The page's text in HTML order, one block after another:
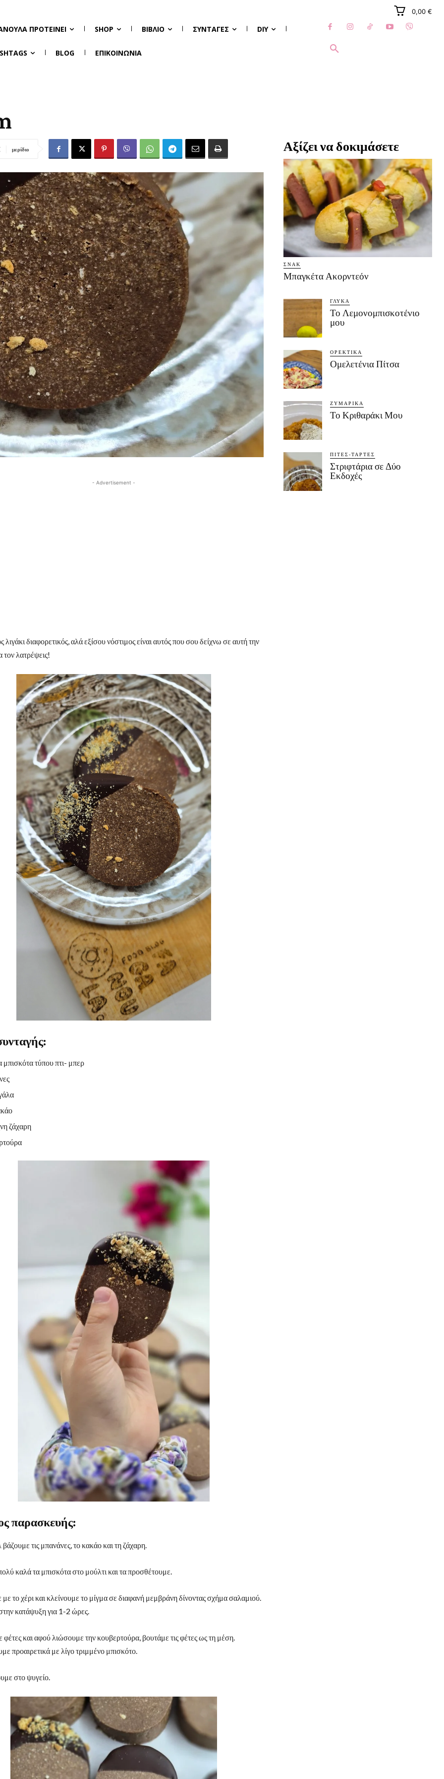
0,00 €
ΠΡΟΤΕΊΝΕΙ SHOP ΒΙΒΛΊΟ ΣΥΝΤΑΓΈΣ DIY
BLOG ΕΠΙΚΟΙΝΩΝΊΑ
μερίδιο
- Advertisement -
διαφορετικός, αλά εξίσου νόστιμος είναι αυτός που σου δείχνω σε αυτή την
λατρέψεις!
μπισκότα τύπου πτι- μπερ
ζάχαρη
παρασκευής:
τις μπανάνες, το κακάο και τη ζάχαρη.
καλά τα μπισκότα στο μούλτι και τα προσθέτουμε.
το χέρι και κλείνουμε το μίγμα σε διαφανή μεμβράνη δίνοντας σχήμα σαλαμιού.
κατάψυξη για 1-2 ώρες.
και αφού λιώσουμε την κουβερτούρα, βουτάμε τις φέτες ως τη μέση.
προαιρετικά με λίγο τριμμένο μπισκότο.
στο ψυγείο.
Αξίζει να δοκιμάσετε
ΣΝΑΚ
Μπαγκέτα Ακορντεόν
ΓΛΥΚΆ
Το Λεμονομπισκοτένιο
μου
ΟΡΕΚΤΙΚΆ
Ομελετένια Πίτσα
ΖΥΜΑΡΙΚΆ
Το Κριθαράκι Μου
ΠΊΤΕΣ-ΤΆΡΤΕΣ
Στριφτάρια σε Δύο
Εκδοχές